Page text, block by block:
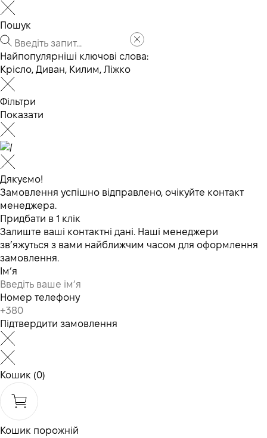
Пошук
Найпопулярніші ключові слова:
Крісло, Диван, Килим, Ліжко
Фільтри
Показати
Дякуємо!
Замовлення успішно відправлено, очікуйте контакт
менеджера.
Придбати в 1 клік
Залиште ваші контактні дані. Наші менеджери
зв’яжуться з вами найближчим часом для оформлення
замовлення.
Ім’я
Номер телефону
Підтвердити замовлення
Кошик (0)
Кошик порожній